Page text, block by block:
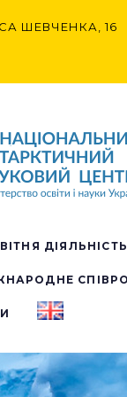
ШЕВЧЕНКА, 16
ДІЯЛЬНІСТЬ